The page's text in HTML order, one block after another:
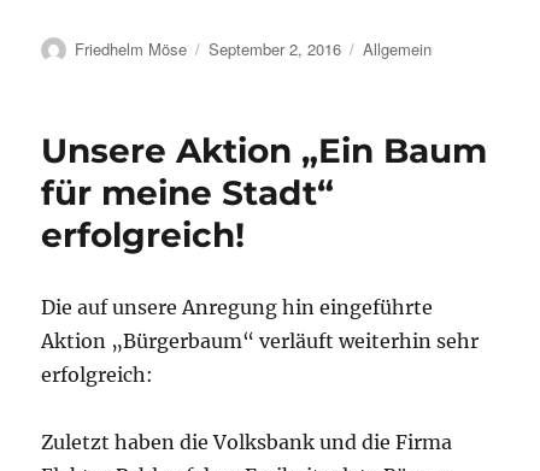
Autor
Friedhelm Möse
Veröffentlicht
September 2, 2016 Kategorien
Allgemein
Unsere Aktion „Ein Baum
für meine Stadt“
erfolgreich!
Die auf unsere Anregung hin eingeführte
Aktion „Bürgerbaum“ verläuft weiterhin sehr
erfolgreich:
Zuletzt haben die Volksbank und die Firma